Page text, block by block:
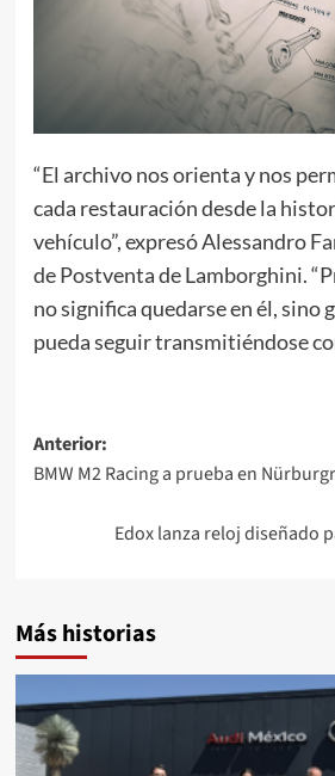
“El archivo nos orienta y nos
cada restauración desde la
vehículo”, expresó Alessandro
de Postventa de Lamborghini.
no significa quedarse en él, sino
pueda seguir transmitiéndose
Navegación
de
entradas
Anterior:
BMW M2 Racing a prueba en
Edox lanza reloj diseñado
Más historias